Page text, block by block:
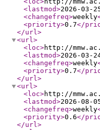
<lastmod>2026-03-
<changefreq>weekly
<priority>0.7</
</url>
<url>
<loc>http://
<lastmod>2026-03-
<changefreq>weekly
<priority>0.7</
</url>
<url>
<loc>http://
<lastmod>2026-08-
<changefreq>weekly
<priority>0.6</
</url>